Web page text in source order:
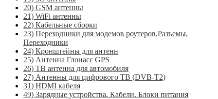
20) GSM антенны
21) WiFi антенны
22) Кабельные сборки
23) Переходники для модемов роутеров,Разъемы,
Переходники
24) Кронштейны для антенн
25) Антенна Глонасс GPS
26) ТВ антенна для автомобиля
27) Антенны для цифрового ТВ (DVB-T2)
31) HDMI кабеля
49) Зарядные устройства. Кабели. Блоки питания